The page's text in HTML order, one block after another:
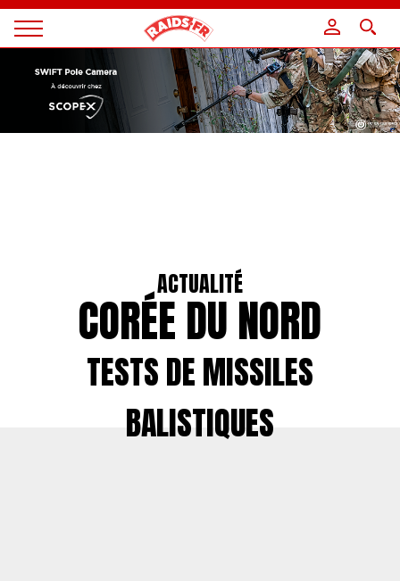
Magazine
ACTUALITÉ
CORÉE DU NORD
TESTS DE MISSILES
BALISTIQUES
Panneau de gestion des cookies